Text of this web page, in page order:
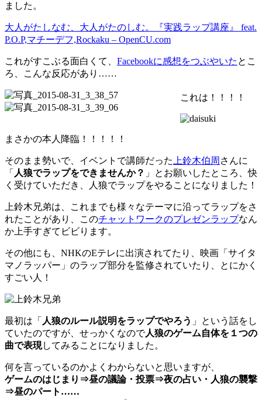
ました。
大人がたしなむ、大人がたのしむ。『実践ラップ講座』 feat.
P.O.P,マチーデフ,Rockaku – OpenCU.com
これがすこぶる面白くて、 Facebookに感想をつぶやいた とこ
ろ、こんな反応があり……
これは！！！！
まさかの本人降臨！！！！！
そのまま勢いで、イベントで講師だった 上鈴木伯周 さんに
「 人狼でラップをできませんか？ 」とお願いしたところ、快
く受けていただき、人狼でラップをやることになりました！
上鈴木兄弟は、これまでも様々なテーマに沿ってラップをさ
れたことがあり、このチャットワークのプレゼンラップなん
か上手すぎてビビります。
その他にも、NHKのEテレに出演されてたり、映画「サイタ
マノラッパー」のラップ部分を監修されていたり、とにかく
すごい人！
最初は「 人狼のルール説明をラップでやろう 」という話をし
ていたのですが、せっかくなので人狼のゲーム自体を１つの
曲で表現してみることになりました。
何を言っているのかよくわからないと思いますが、
ゲームのはじまり⇒昼の議論・投票⇒夜の占い・人狼の襲撃
⇒昼のパート……